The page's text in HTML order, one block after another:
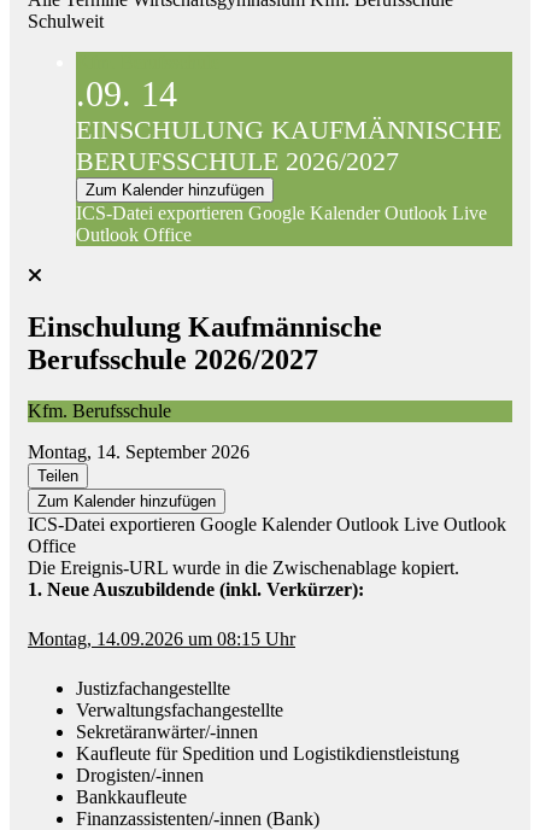
Schulweit
.09. 14
EINSCHULUNG KAUFMÄNNISCHE
BERUFSSCHULE 2026/2027
Zum Kalender hinzufügen
ICS-Datei exportieren Google KalenderOutlook Live
Outlook Office
Einschulung Kaufmännische
Berufsschule 2026/2027
Kfm. Berufsschule
Montag, 14. September 2026
Teilen
Zum Kalender hinzufügen
ICS-Datei exportieren Google KalenderOutlook Live Outlook
Office
Die Ereignis-URL wurde in die Zwischenablage kopiert.
1. Neue Auszubildende (inkl. Verkürzer):
Montag, 14.09.2026 um 08:15 Uhr
Justizfachangestellte
Verwaltungsfachangestellte
Sekretäranwärter/-innen
Kaufleute für Spedition und Logistikdienstleistung
Drogisten/-innen
Bankkaufleute
Finanzassistenten/-innen (Bank)